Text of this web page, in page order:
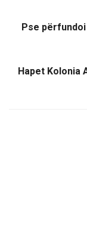
Pse
Hapet Kolonia